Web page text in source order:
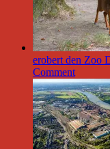
erobert den Zoo
Comment